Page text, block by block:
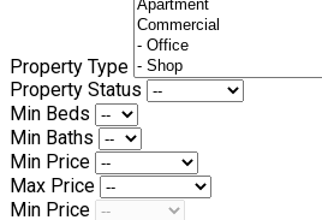
Property Type
Property Status
Min Beds
Min Baths
Min Price
Max Price
Min Price